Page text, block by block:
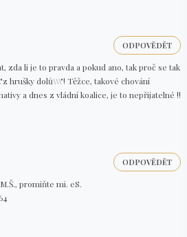
zda li je to pravda a pokud ano, tak proč se tak
hrušky dolů\\\"! Těžce, takové chování
a dnes z vládní koalice, je to nepřijatelné !!
ODPOVĚDĚT
promiňte mi. eS.
ODPOVĚDĚT